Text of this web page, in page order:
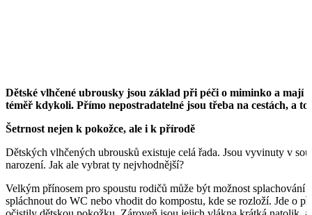
Dětské vlhčené ubrousky jsou základ při péči o miminko a mají
téměř kdykoli. Přímo nepostradatelné jsou třeba na cestách, a to
Šetrnost nejen k pokožce, ale i k přírodě
Dětských vlhčených ubrousků existuje celá řada. Jsou vyvinuty v
narození. Jak ale vybrat ty nejvhodnější?
Velkým přínosem pro spoustu rodičů může být možnost splachování
spláchnout do WC nebo vhodit do kompostu, kde se rozloží. Jde o